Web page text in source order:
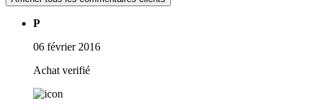
P
06 février 2016
Achat verifié